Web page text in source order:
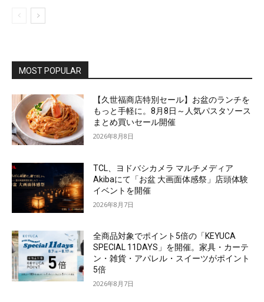
MOST POPULAR
【久世福商店特別セール】お盆のランチを
もっと手軽に。8月8日～人気パスタソース
まとめ買いセール開催
2026年8月8日
TCL、ヨドバシカメラ マルチメディア
Akibaにて「お盆 大画面体感祭」店頭体験
イベントを開催
2026年8月7日
全商品対象でポイント5倍の「KEYUCA
SPECIAL 11DAYS」を開催。家具・カーテ
ン・雑貨・アパレル・スイーツがポイント
5倍
2026年8月7日